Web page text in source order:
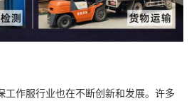
工作服行业也在不断创新和发展。许多